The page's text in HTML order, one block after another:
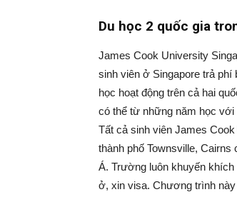
Du học 2 quốc gia
James Cook University
sinh viên ở Singapore trả
học hoạt động trên cả hai
có thể từ những năm học
Tất cả sinh viên James
thành phố Townsville,
Á. Trường luôn khuyến
ở, xin visa. Chương trình